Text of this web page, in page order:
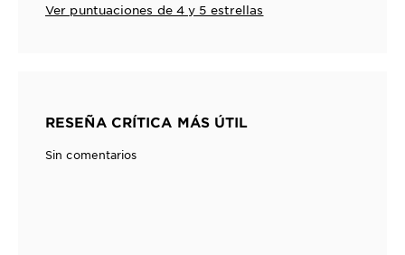
Ver puntuaciones de 4 y 5 estrellas
RESEÑA CRÍTICA MÁS ÚTIL
Sin comentarios